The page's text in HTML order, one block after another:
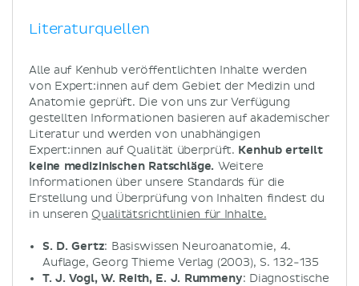
Literaturquellen
Alle auf Kenhub veröffentlichten Inhalte werden
von Expert:innen auf dem Gebiet der Medizin und
Anatomie geprüft. Die von uns zur Verfügung
gestellten Informationen basieren auf akademischer
Literatur und werden von unabhängigen
Expert:innen auf Qualität überprüft. Kenhub erteilt
keine medizinischen Ratschläge. Weitere
Informationen über unsere Standards für die
Erstellung und Überprüfung von Inhalten findest du
in unseren Qualitätsrichtlinien für Inhalte.
S. D. Gertz: Basiswissen Neuroanatomie, 4.
Auflage, Georg Thieme Verlag (2003), S. 132-135
T. J. Vogl, W. Reith, E. J. Rummeny: Diagnostische